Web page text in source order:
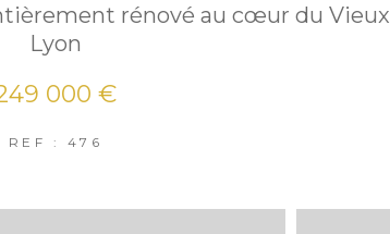
rénové au cœur du Vieux
Lyon
000 €
REF : 476